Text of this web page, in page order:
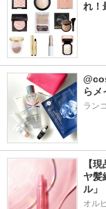
れ！
らメ
ラン
【
ヤ髪
ル」
オル